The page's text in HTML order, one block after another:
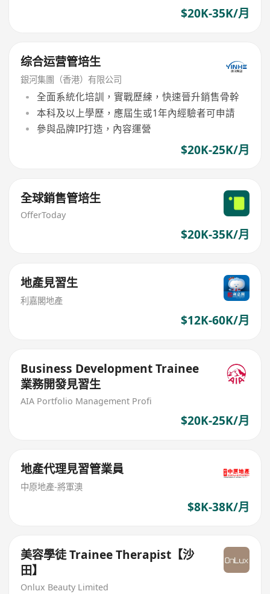
$20K-35K/月
综合运营管培生
銀河集團（香港）有限公司
全面系統化培訓，實戰歷練，快速晉升銷售骨幹
本科及以上學歷，應屆生或1年內經驗者可申請
參與品牌IP打造，內容運營
$20K-25K/月
全球銷售管培生
OfferToday
$20K-35K/月
地產見習生
利嘉閣地產
$12K-60K/月
Business Development Trainee
業務開發見習生
AIA Portfolio Management Profi
$20K-25K/月
地產代理見習管業員
中原地產-將軍澳
$8K-38K/月
美容學徒 Trainee Therapist【沙
田】
Onlux Beauty Limited